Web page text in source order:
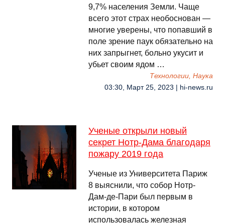
9,7% населения Земли. Чаще
всего этот страх необоснован —
многие уверены, что попавший в
поле зрение паук обязательно на
них запрыгнет, больно укусит и
убьет своим ядом …
Технологии, Наука
03:30, Март 25, 2023 | hi-news.ru
Ученые открыли новый
секрет Нотр-Дама благодаря
пожару 2019 года
Ученые из Университета Париж
8 выяснили, что собор Нотр-
Дам-де-Пари был первым в
истории, в котором
использовалась железная